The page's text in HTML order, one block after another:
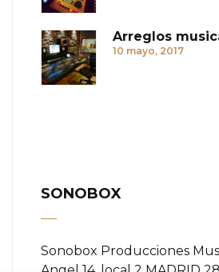
Arreglos
10 mayo, 2017
SONOBOX
Sonobox Producciones